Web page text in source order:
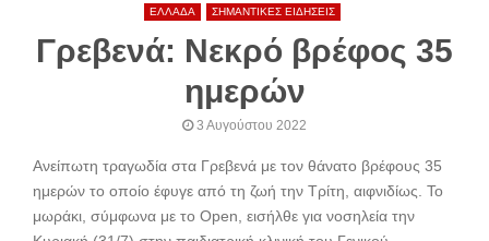
ΕΛΛΑΔΑ ΣΗΜΑΝΤΙΚΕΣ ΕΙΔΗΣΕΙΣ
Γρεβενά: Νεκρό βρέφος 35
ημερών
3 Αυγούστου 2022
Ανείπωτη τραγωδία στα Γρεβενά με τον θάνατο βρέφους 35
ημερών το οποίο έφυγε από τη ζωή την Τρίτη, αιφνιδίως. Το
μωράκι, σύμφωνα με το Open, εισήλθε για νοσηλεία την